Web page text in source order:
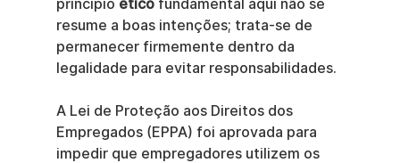
princípio ético fundamental aqui não se
resume a boas intenções; trata-se de
permanecer firmemente dentro da
legalidade para evitar responsabilidades.
A Lei de Proteção aos Direitos dos
Empregados (EPPA) foi aprovada para
impedir que empregadores utilizem os